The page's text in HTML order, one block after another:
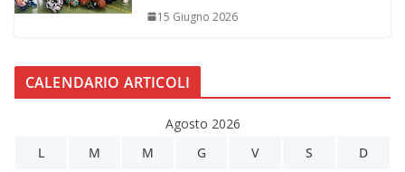
15 Giugno 2026
CALENDARIO ARTICOLI
Agosto 2026
L
M M G V S D